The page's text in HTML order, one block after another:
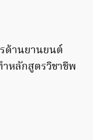
ด้านยานยนต์
ำหลักสูตรวิชาชีพ